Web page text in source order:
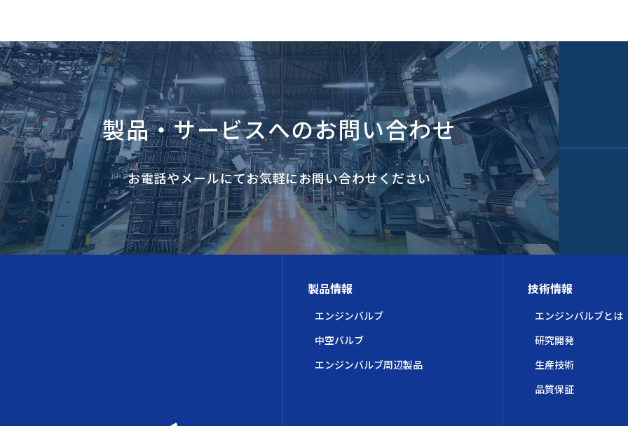
製品・サービスへのお問い合わせ
お電話やメールにてお気軽にお問い合わせください
製品情報
エンジンバルブ
中空バルブ
エンジンバルブ周辺製品
技術情報
エンジンバルブとは
研究開発
生産技術
品質保証